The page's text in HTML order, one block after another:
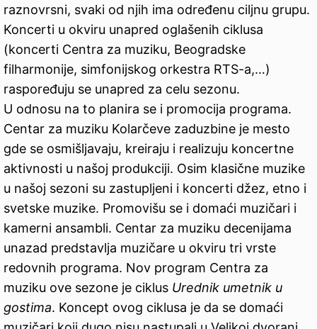
raznovrsni, svaki od njih ima određenu ciljnu grupu.
Koncerti u okviru unapred oglašenih ciklusa
(koncerti Centra za muziku, Beogradske
filharmonije, simfonijskog orkestra RTS-a,…)
raspoređuju se unapred za celu sezonu.
U odnosu na to planira se i promocija programa.
Centar za muziku Kolarčeve zaduzbine je mesto
gde se osmišljavaju, kreiraju i realizuju koncertne
aktivnosti u našoj produkciji. Osim klasične muzike
u našoj sezoni su zastupljeni i koncerti džez, etno i
svetske muzike. Promovišu se i domaći muzičari i
kamerni ansambli. Centar za muziku decenijama
unazad predstavlja muzičare u okviru tri vrste
redovnih programa. Nov program Centra za
muziku ove sezone je ciklus Urednik umetnik u
gostima. Koncept ovog ciklusa je da se domaći